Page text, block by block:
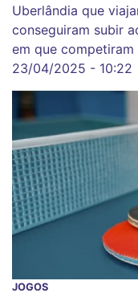
Uberlândia que
conseguiram subir
em que
23/04/2025 - 10:22
JOGOS